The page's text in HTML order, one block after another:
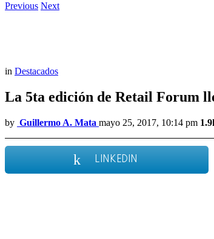
Previous Next
in Destacados
La 5ta edición de Retail Forum
by Guillermo A. Mata mayo 25, 2017, 10:14 pm
LINKEDIN